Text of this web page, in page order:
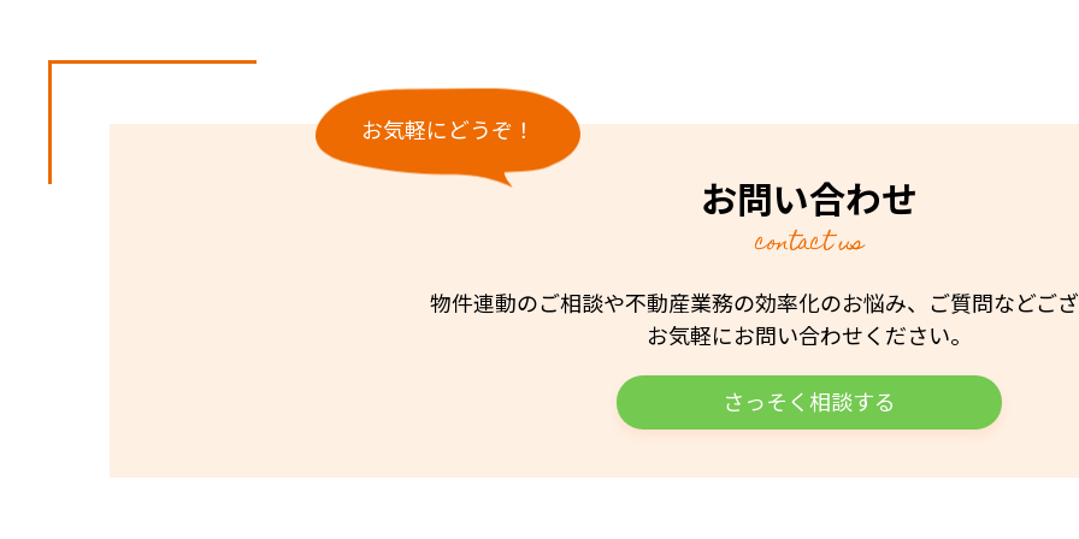
お気軽にどうぞ！
お問い合わせ
contact us
物件連動のご相談や不動産業務の効率化のお悩み、ご質問などご
お気軽にお問い合わせください。
さっそく相談する